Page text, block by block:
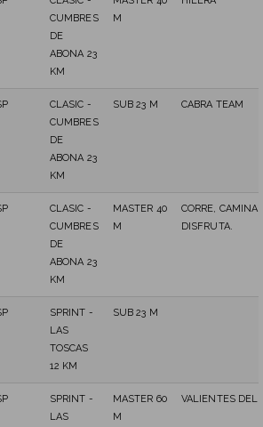
CUMBRES
DE
ABONA 23
KM
M
CLASIC -
CUMBRES
DE
ABONA 23
KM
SUB 23 M CABRA TEAM
CLASIC -
CUMBRES
DE
ABONA 23
KM
MASTER 40
M
CORRE, CAMINA
DISFRUTA.
SPRINT -
LAS
TOSCAS
12 KM
SUB 23 M
SPRINT -
LAS
MASTER 60
M
VALIENTES DEL